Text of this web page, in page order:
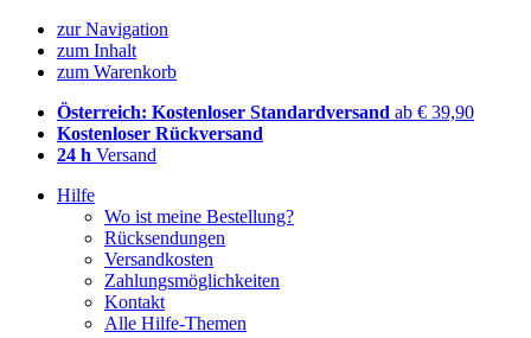
zur Navigation
zum Inhalt
zum Warenkorb
Österreich: Kostenloser Standardversand ab € 39,90
Kostenloser Rückversand
24 h Versand
Hilfe
Wo ist meine Bestellung?
Rücksendungen
Versandkosten
Zahlungsmöglichkeiten
Kontakt
Alle Hilfe-Themen